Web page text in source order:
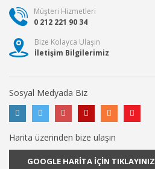
Müşteri Hizmetleri
0 212 221 90 34
Bize Kolayca Ulaşın
İletişim Bilgilerimiz
Sosyal Medyada Biz
Harita üzerinden bize ulaşın
GOOGLE HARİTA İÇİN TIKLAYINIZ